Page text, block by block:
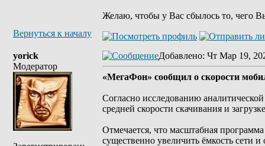
Желаю, чтобы у Вас сбылось то, чего
Вернуться к началу
yorick
Модератор
Добавлено: Чт Мар 19,
«МегаФон» сообщил о cкорости
Согласно исследованию
средней скорости скачивания и
Отмечается, что масштабная
существенно увеличить ёмкость сети